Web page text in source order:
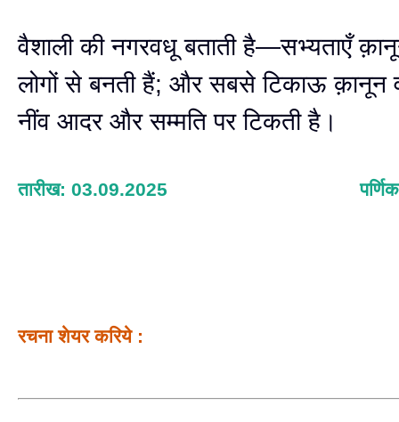
वैशाली की नगरवधू बताती है—सभ्यताएँ
लोगों से बनती हैं; और सबसे टिकाऊ क़ानून
नींव आदर और सम्मति पर टिकती है।
तारीख: 03.09.2025
रचना शेयर करिये :